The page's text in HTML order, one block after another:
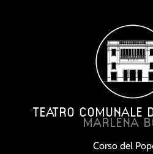
TEATRO COMUNALE
MARLENA
Corso del